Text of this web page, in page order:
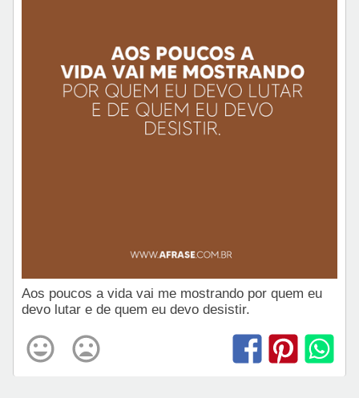
Aos poucos a vida vai me mostrando por quem eu
devo lutar e de quem eu devo desistir.